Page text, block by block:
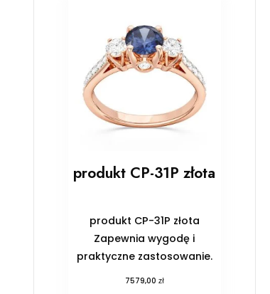
produkt CP-31P złota
produkt CP-31P złota
Zapewnia wygodę i
praktyczne zastosowanie.
7579,00 zł